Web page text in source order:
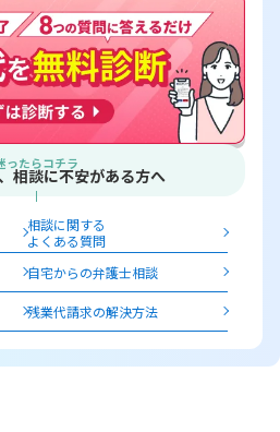
ったらコチラ
相談に不安がある方へ
相談に関する
よくある質問
自宅からの弁護士相談
残業代請求の解決方法